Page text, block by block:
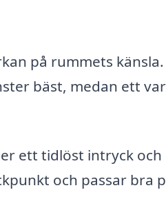
på rummets
bäst, medan ett
ett tidlöst intryck
och passar bra